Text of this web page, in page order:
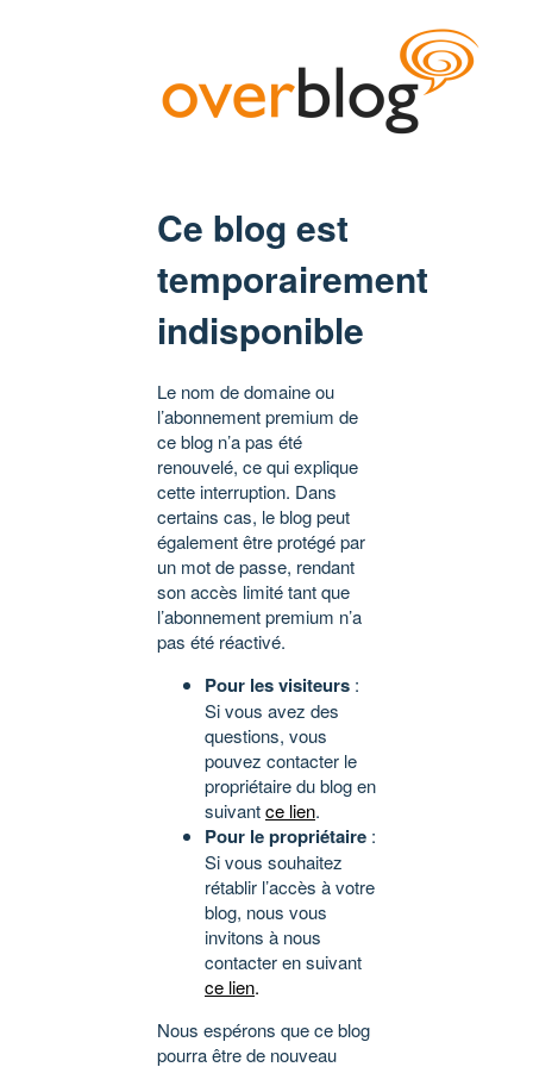
Ce blog est
temporairement
indisponible
Le nom de domaine ou
l’abonnement premium de
ce blog n’a pas été
renouvelé, ce qui explique
cette interruption. Dans
certains cas, le blog peut
également être protégé par
un mot de passe, rendant
son accès limité tant que
l’abonnement premium n’a
pas été réactivé.
Pour les visiteurs :
Si vous avez des
questions, vous
pouvez contacter le
propriétaire du blog en
suivantce lien.
Pour le propriétaire :
Si vous souhaitez
rétablir l’accès à votre
blog, nous vous
invitons à nous
contacter en suivant
ce lien.
Nous espérons que ce blog
pourra être de nouveau